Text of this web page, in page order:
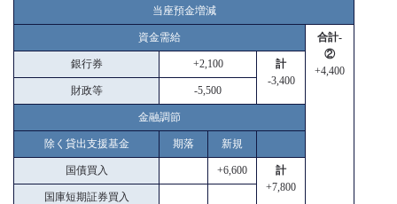
当座預金増減
資金需給
合計-
②
+4,400
銀行券 +2,100
計
-3,400
財政等 -5,500
金融調節
除く貸出支援基金 期落 新規
国債買入 +6,600
計
+7,800
国庫短期証券買入